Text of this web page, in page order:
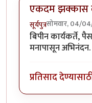
एकदम झक्कास
सूर्यपुत्रसोमवार, 04/
बिपीन कार्यकर्ते,
मनापासून
प्रतिसाद